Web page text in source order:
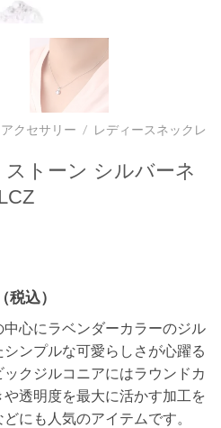
クセサリー / レディースネックレ
トーン シルバーネ
格
:
5,500
8,800
（税込）
心にラベンダーカラーのジル
ンプルな可愛らしさが心躍る
クジルコニアにはラウンドカ
透明度を最大に活かす加工を
にも人気のアイテムです。